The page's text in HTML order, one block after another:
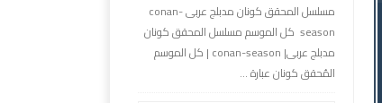
مسلسل المحقق كونان مدبلج عربى conan-
season كل الموسم مسلسل المحقق كونان
مدبلج عربى| conan-season | كل الموسم
المُحقق كونان عبارة ...